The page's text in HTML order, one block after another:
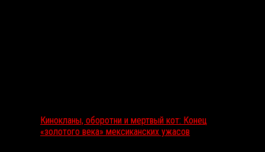
Кинокланы, оборотни и мертвый кот: Конец
«золотого века» мексиканских ужасов